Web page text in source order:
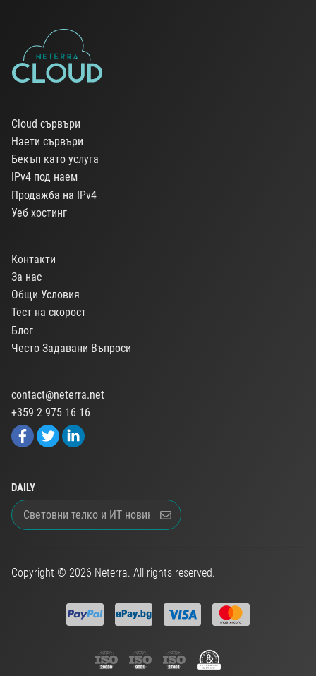
Cloud сървъри
Наети сървъри
Бекъп като услуга
IPv4 под наем
Продажба на IPv4
Уеб хостинг
Контакти
За нас
Общи Условия
Тест на скорост
Блог
Често Задавани Въпроси
contact@neterra.net
+359 2 975 16 16
DAILY
Copyright © 2026 Neterra. All rights reserved.